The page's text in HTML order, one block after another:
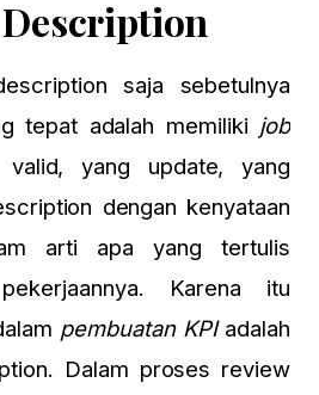
Description
saja sebetulnya
tepat adalah memiliki job
yang update, yang
dengan kenyataan
arti apa yang tertulis
Karena itu
pembuatan KPIadalah
Dalam proses review